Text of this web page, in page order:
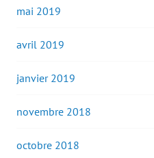
mai 2019
avril 2019
janvier 2019
novembre 2018
octobre 2018